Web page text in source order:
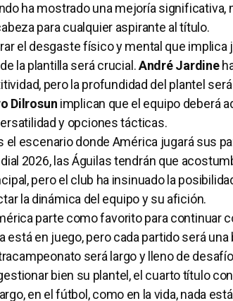
ha mostrado una mejoría
para cualquier aspirante al título.
el desgaste físico y mental que
la plantilla será crucial.André Jardine
pero la profundidad del plantel
Dilrosun implican que el equipo deberá
y opciones tácticas.
el escenario donde América jugará sus
2026, las Águilas tendrán que
pero el club ha insinuado la
la dinámica del equipo y su afición.
parte como favorito para continuar
está en juego, pero cada partido será
será largo y lleno de
bien su plantel, el cuarto título
en el fútbol, como en la vida, nada